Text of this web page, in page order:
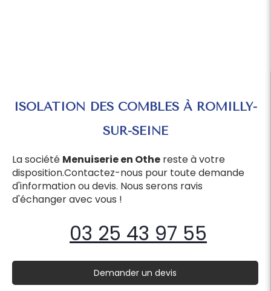
ISOLATION DES COMBLES À ROMILLY-
SUR-SEINE
La société Menuiserie en Othe reste à votre
disposition.Contactez-nous pour toute demande
d'information ou devis. Nous serons ravis
d'échanger avec vous !
03 25 43 97 55
Demander un devis